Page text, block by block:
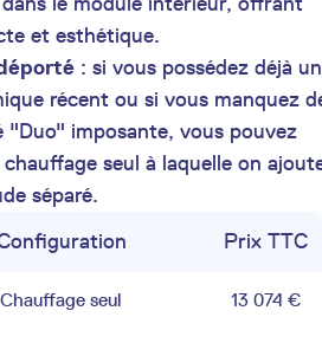
et esthétique.
: si vous possédez déjà un
récent ou si vous manquez
"Duo" imposante, vous pouvez
seul à laquelle on
séparé.
Prix TTC
Chauffage seul 13 074 €